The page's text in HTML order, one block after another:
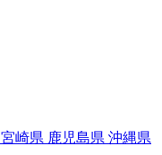
宮崎県 鹿児島県 沖縄県